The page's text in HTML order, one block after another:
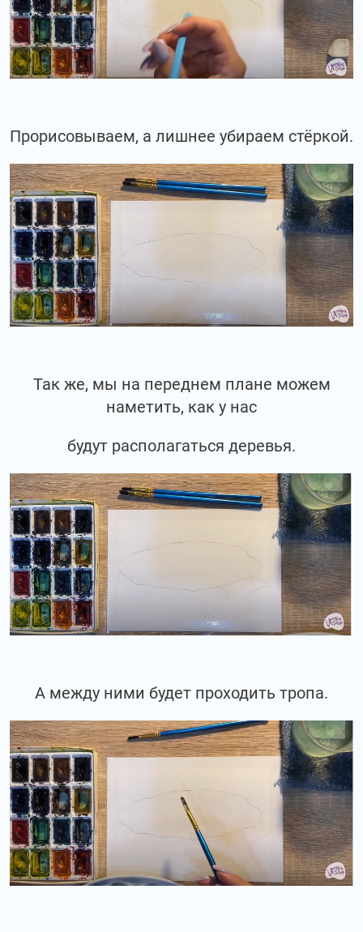
Прорисовываем, а лишнее убираем стёркой.
Так же, мы на переднем плане можем
наметить, как у нас
будут располагаться деревья.
А между ними будет проходить тропа.